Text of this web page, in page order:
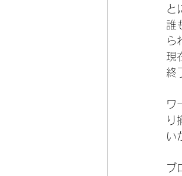
と
誰
ら
現
終
ワ
り
い
ブ